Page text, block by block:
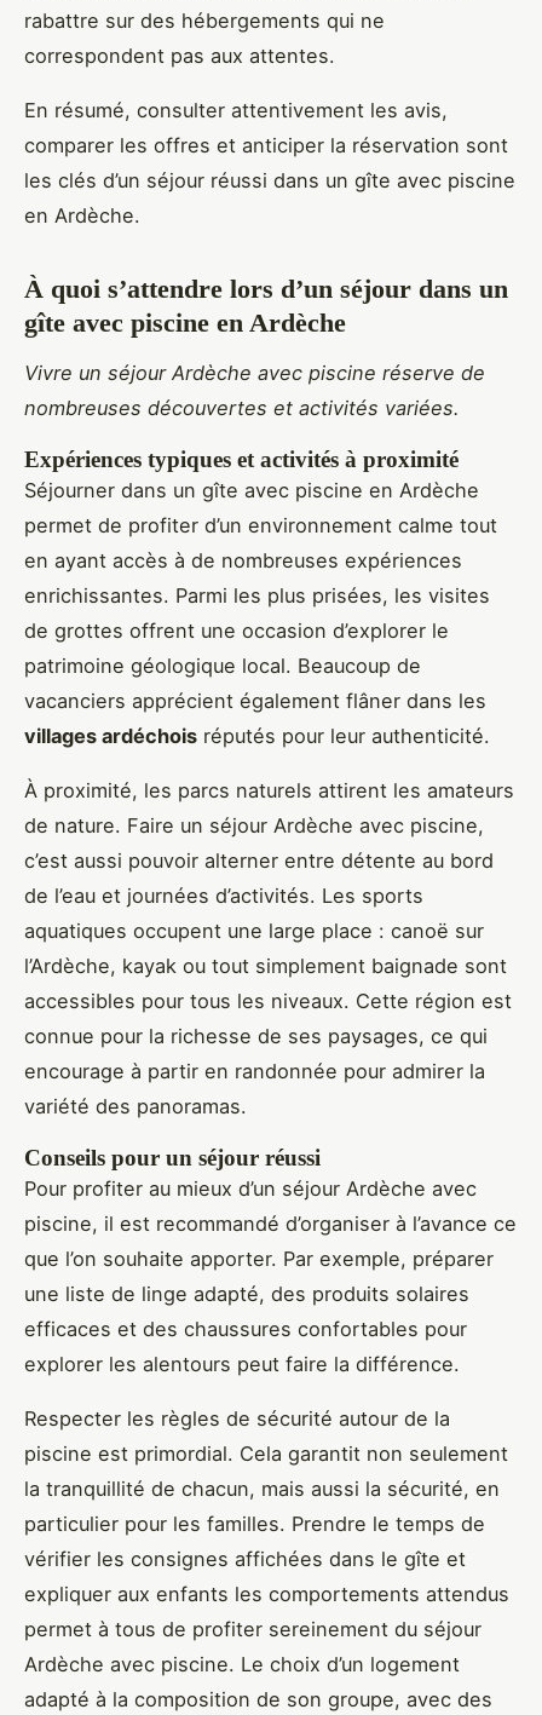
rabattre sur des hébergements qui ne
correspondent pas aux attentes.
En résumé, consulter attentivement les avis,
comparer les offres et anticiper la réservation sont
les clés d’un séjour réussi dans un gîte avec piscine
en Ardèche.
À quoi s’attendre lors d’un séjour dans un
gîte avec piscine en Ardèche
Vivre un séjour Ardèche avec piscine réserve de
nombreuses découvertes et activités variées.
Expériences typiques et activités à proximité
Séjourner dans un gîte avec piscine en Ardèche
permet de profiter d’un environnement calme tout
en ayant accès à de nombreuses expériences
enrichissantes. Parmi les plus prisées, les visites
de grottes offrent une occasion d’explorer le
patrimoine géologique local. Beaucoup de
vacanciers apprécient également flâner dans les
villages ardéchois réputés pour leur authenticité.
À proximité, les parcs naturels attirent les amateurs
de nature. Faire un séjour Ardèche avec piscine,
c’est aussi pouvoir alterner entre détente au bord
de l’eau et journées d’activités. Les sports
aquatiques occupent une large place : canoë sur
l’Ardèche, kayak ou tout simplement baignade sont
accessibles pour tous les niveaux. Cette région est
connue pour la richesse de ses paysages, ce qui
encourage à partir en randonnée pour admirer la
variété des panoramas.
Conseils pour un séjour réussi
Pour profiter au mieux d’un séjour Ardèche avec
piscine, il est recommandé d’organiser à l’avance ce
que l’on souhaite apporter. Par exemple, préparer
une liste de linge adapté, des produits solaires
efficaces et des chaussures confortables pour
explorer les alentours peut faire la différence.
Respecter les règles de sécurité autour de la
piscine est primordial. Cela garantit non seulement
la tranquillité de chacun, mais aussi la sécurité, en
particulier pour les familles. Prendre le temps de
vérifier les consignes affichées dans le gîte et
expliquer aux enfants les comportements attendus
permet à tous de profiter sereinement du séjour
Ardèche avec piscine. Le choix d’un logement
adapté à la composition de son groupe, avec des